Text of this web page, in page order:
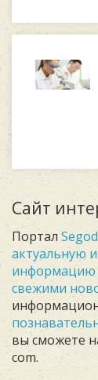
Сайт
Портал
актуальную
информацию
свежими
вы сможете
com.